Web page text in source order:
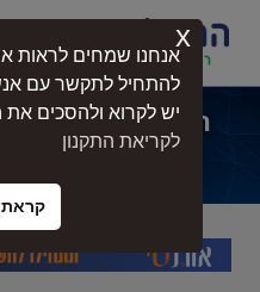
תקנות בריאות
מידבקות),
אנחנו שמחים לראות
להתחיל לתקשר עם
יש לקרוא ולהסכים את
לקריאת התקנון
x